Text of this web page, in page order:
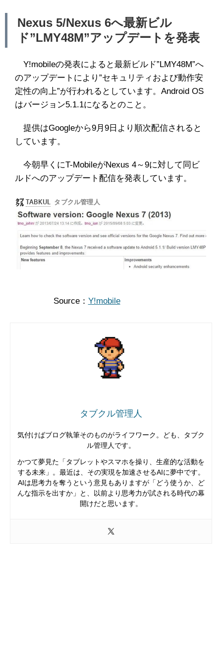
Nexus 5/Nexus 6へ最新ビル
ド”LMY48M”アップデートを発表
Y!mobileの発表によると最新ビルド”LMY48M”へ
のアップデートにより”セキュリティおよび動作安
定性の向上”が行われるとしています。Android OS
はバージョン5.1.1になるとのこと。
提供はGoogleから9月9日より順次配信されると
しています。
今朝早くにT-MobileがNexus 4～9に対して同ビ
ルドへのアップデート配信を発表しています。
Source： Y!mobile
タブクル管理人
気付けばブログ執筆そのものがライフワーク。ども、タブク
ル管理人です。
かつて夢見た「タブレットやスマホを操り、生産的な活動を
する未来」。最近は、その実現を加速させるAIに夢中です。
AIは思考力を奪うという意見もありますが「どう使うか、ど
んな指示を出すか」と、以前より思考力が試される時代の幕
開けだと思います。